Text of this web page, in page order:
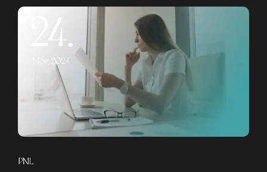
24.
Nov, 2024
PNL